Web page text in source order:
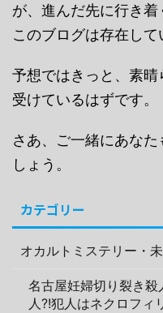
が、進んだ先に行き着
このブログは存在して
予想ではきっと、素
受けているはずです。
さあ、ご一緒にあな
しょう。
カテゴリー
オカルトミステリー・
名古屋妊婦切り裂き
人?!犯人はネクロフィ